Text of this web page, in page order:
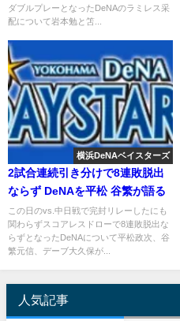
ダブルプレーとなったDeNAのラミレス采
配について岩本勉と笘...
横浜DeNAベイスターズ
2試合連続引き分けで8連敗脱出
ならず DeNAを平松 谷繁が語る
この日のvs.中日戦で完封リレーしたにも
関わらずスコアレスドローで8連敗脱出な
らずとなったDeNAについて平松政次、谷
繁元信、デーブ大久保が...
人気記事